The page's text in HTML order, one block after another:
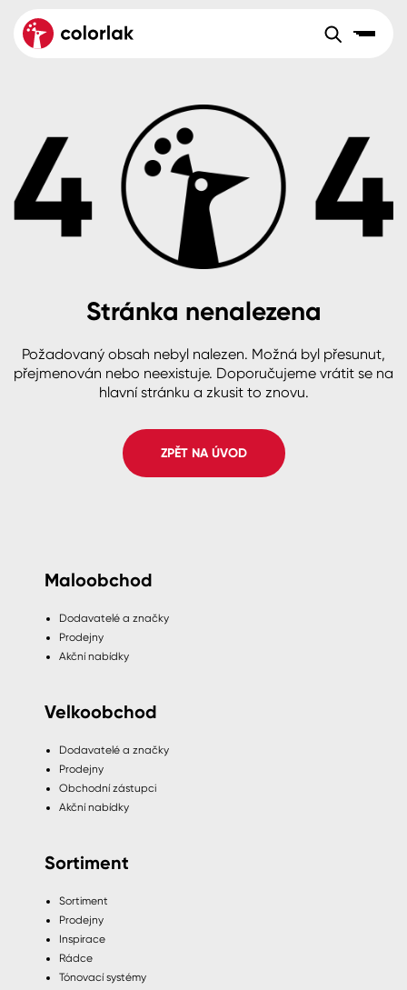
Velkoobchod Sortiment
Aktuality
Reference
O společnosti
B2B +420 800 145 555Po – Pá: 8:00–15:00
Česko
Slovensko Polsko Worldwide
Dřevo
Beton, asfalt, minerální podklady
Plast, sklo, keramika
Stěny
Fasády
Spreje
Colorlak Dekor
Colorlak Profi
Colorlak Pta
Stránka nenalezena
Požadovaný obsah nebyl nalezen. Možná byl přesunut,
přejmenován nebo neexistuje. Doporučujeme vrátit se na
hlavní stránku a zkusit to znovu.
ZPĚT NA ÚVOD
Maloobchod
Dodavatelé a značky
Prodejny
Akční nabídky
Velkoobchod
Dodavatelé a značky
Prodejny
Obchodní zástupci
Akční nabídky
Sortiment
Sortiment
Prodejny
Inspirace
Rádce
Tónovací systémy